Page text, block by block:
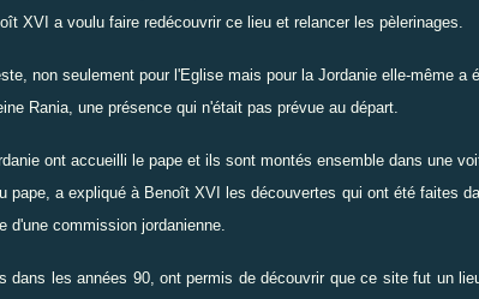
XVI a voulu faire redécouvrir ce lieu et relancer les pèlerinages.
non seulement pour l'Eglise mais pour la Jordanie elle-même a
Rania, une présence qui n'était pas prévue au départ.
ont accueilli le pape et ils sont montés ensemble dans une
pape, a expliqué à Benoît XVI les découvertes qui ont été faites
d'une commission jordanienne.
dans les années 90, ont permis de découvrir que ce site fut un